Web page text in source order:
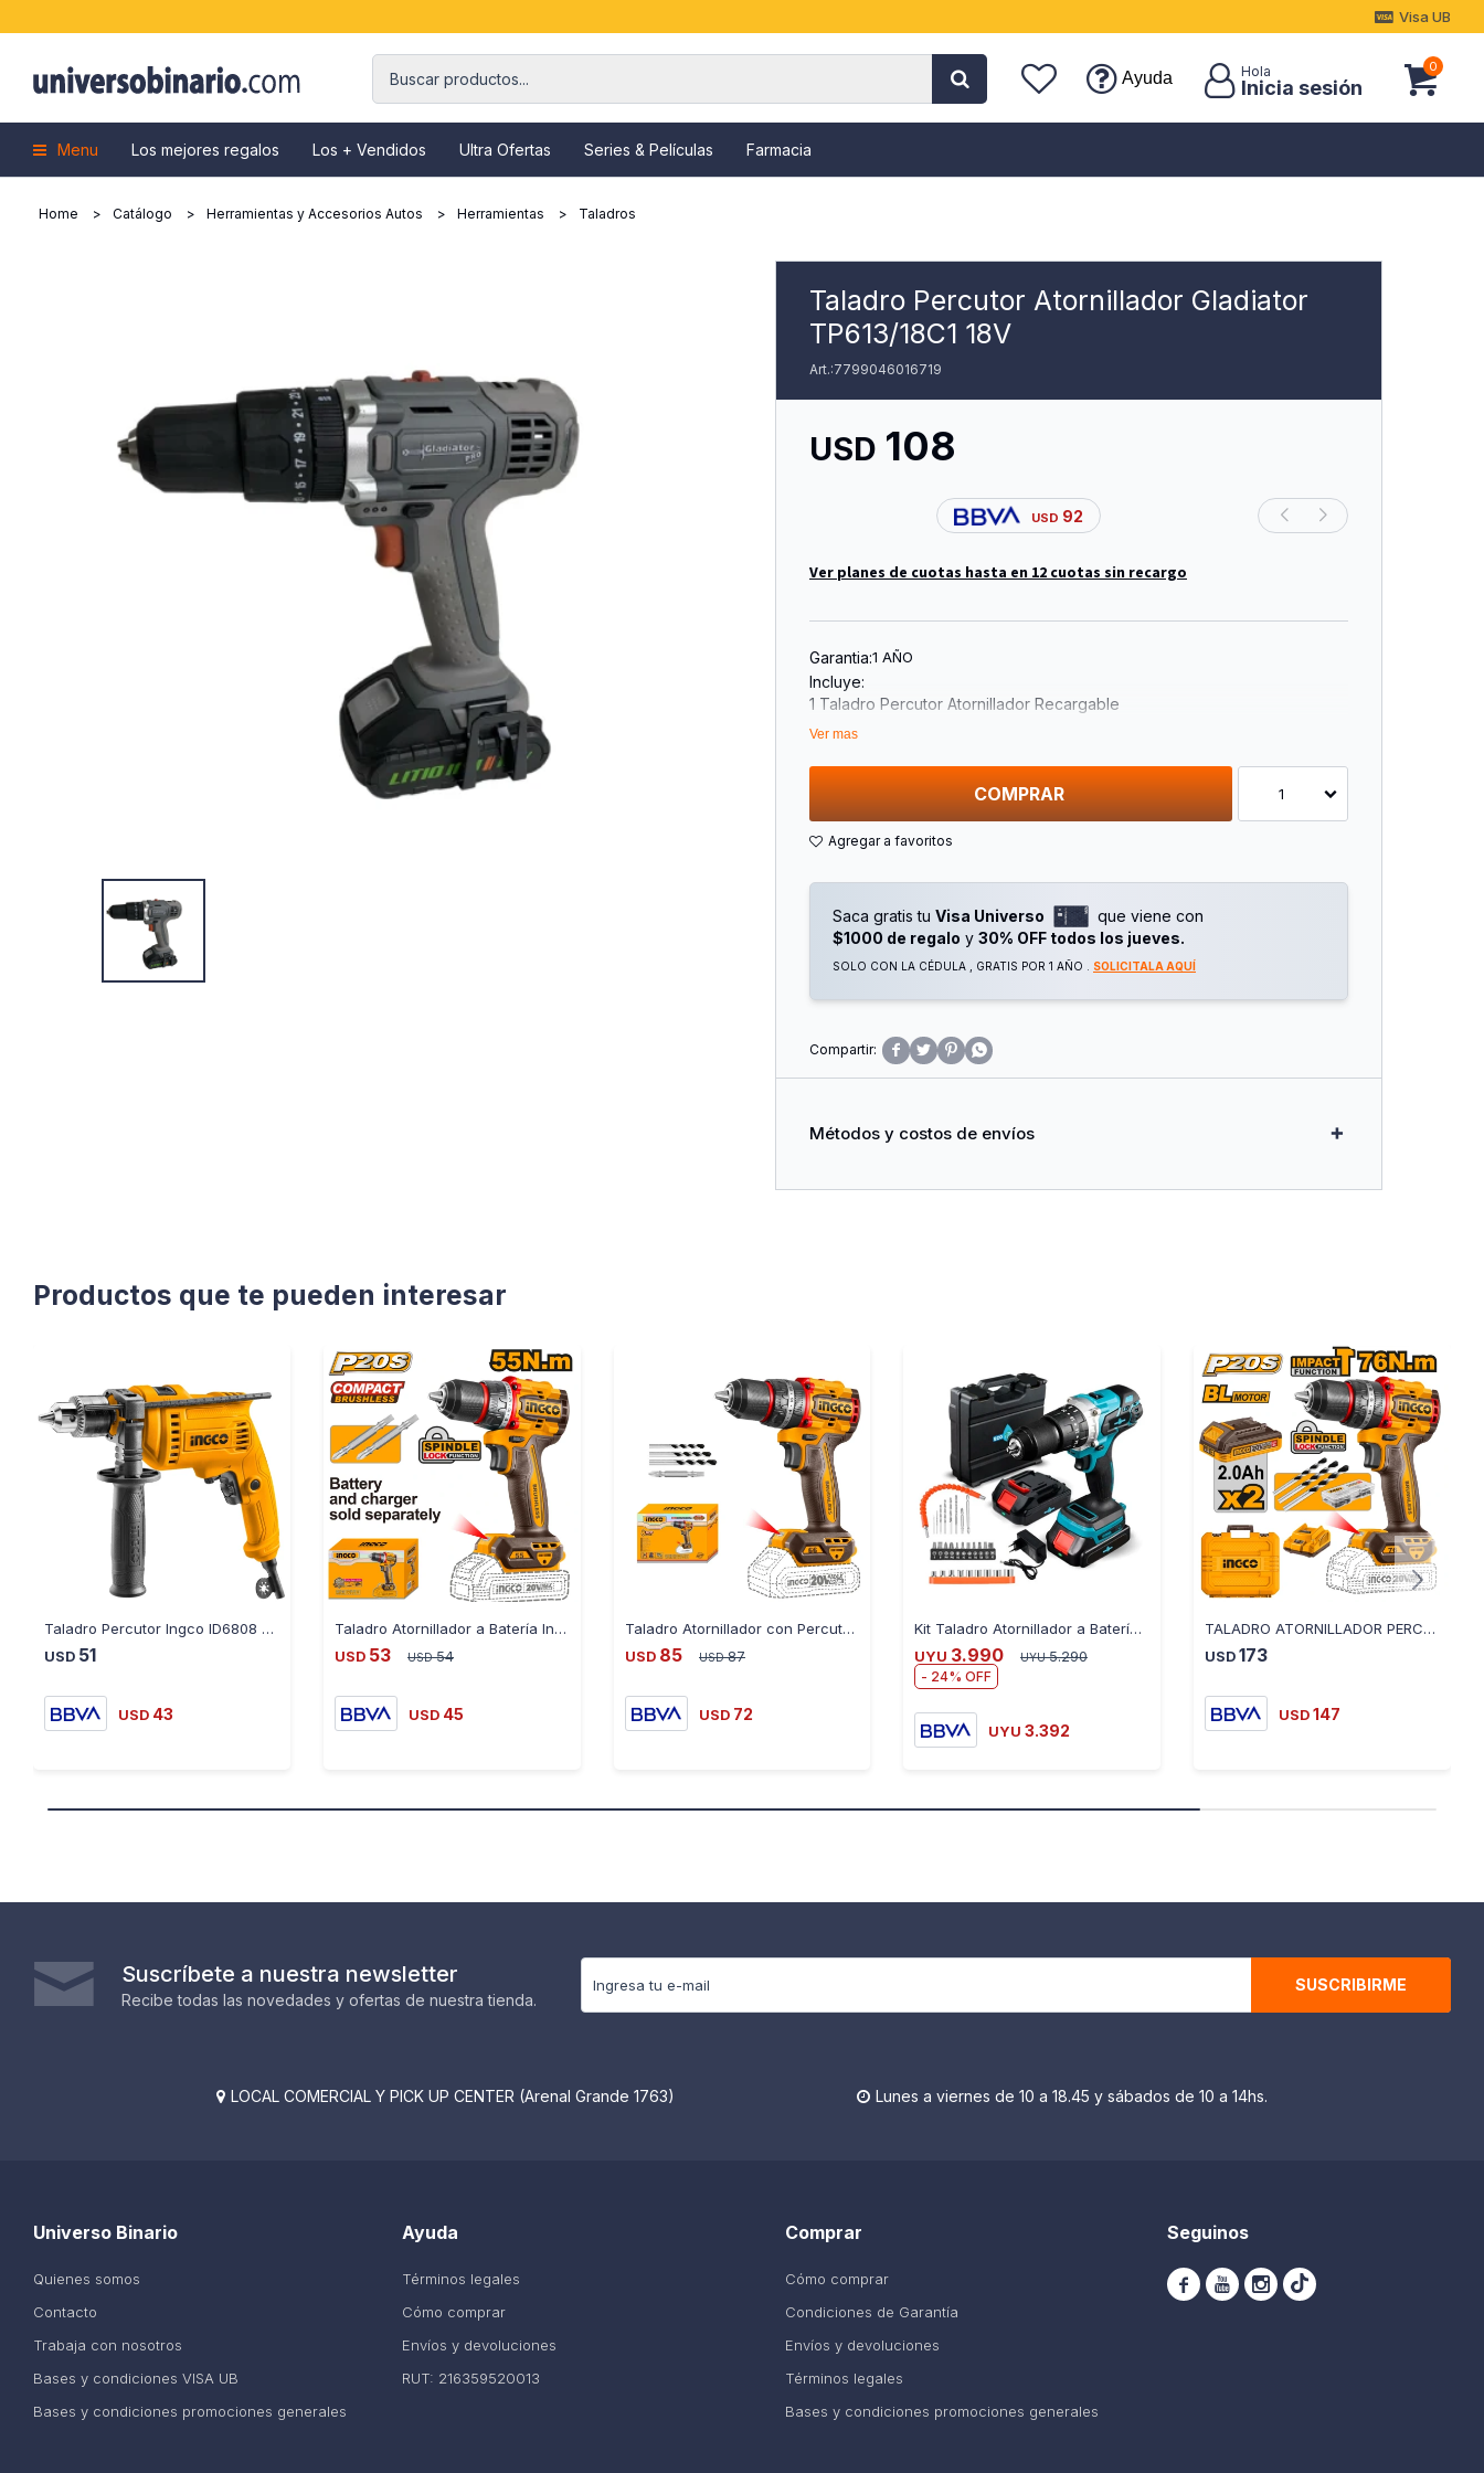
Menu Los mejores regalos Los + Vendidos Ultra Ofertas Series & Películas Farmacia
Ayuda
0
Visa UB
Home Catálogo Herramientas y Accesorios Autos Herramientas Taladros
Taladro Percutor Atornillador Gladiator
TP613/18C1 18V
7799046016719
USD 108
USD 92
Ver planes de cuotas hasta en 12 cuotas sin recargo
Garantia:1 AÑO
Incluye:
1 Taladro Percutor Atornillador Recargable
1 Batería Litio-Ion
Datos Técnicos
Velocidad En Vacío: N0 = 0~1500/Min0 = 0~400/Mintorque: 50n/M
Tensión Máxima: 20v
Capacidad:13mm – 1/2"
Mandril Plástico
Garantía: 1 Año
Ver mas
COMPRAR 1
Saca gratis tu Visa Universo
que viene con
$1000 de regalo y 30% OFF todos los jueves.
SOLO CON LA CÉDULA , GRATIS POR 1 AÑO . SOLICITALA AQUÍ
   
Métodos y costos de envíos
Productos que te pueden interesar
Taladro Percutor Ingco ID6808 680W Super Select
USD 51
USD 43
Taladro Atornillador a Batería Ingco 20V P20S 55NM
USD 53 USD 54
USD 45
Taladro Atornillador con Percutor Ingco a Batería 20V
USD 85 USD 87
USD 72
Kit Taladro Atornillador a Batería Ecodrop 2 Baterías
UYU 3.990 UYU 5.290
24
UYU 3.392
TALADRO ATORNILLADOR PERCUTOR Ingco CIDLI20768 76NM 20V
USD 173
USD 147
Suscríbete a nuestra newsletter
Recibe todas las novedades y ofertas de nuestra tienda.
SUSCRIBIRME
 LOCAL COMERCIAL Y PICK UP CENTER (Arenal Grande 1763)  Lunes a viernes de 10 a 18.45 y sábados de 10 a 14hs.
Ayuda
Términos legales
Cómo comprar
Envíos y devoluciones
RUT: 216359520013
Universo Binario
Quienes somos
Contacto
Trabaja con nosotros
Bases y condiciones VISA UB
Bases y condiciones promociones generales
Comprar
Cómo comprar
Condiciones de Garantía
Envíos y devoluciones
Términos legales
Bases y condiciones promociones generales
Seguinos
  